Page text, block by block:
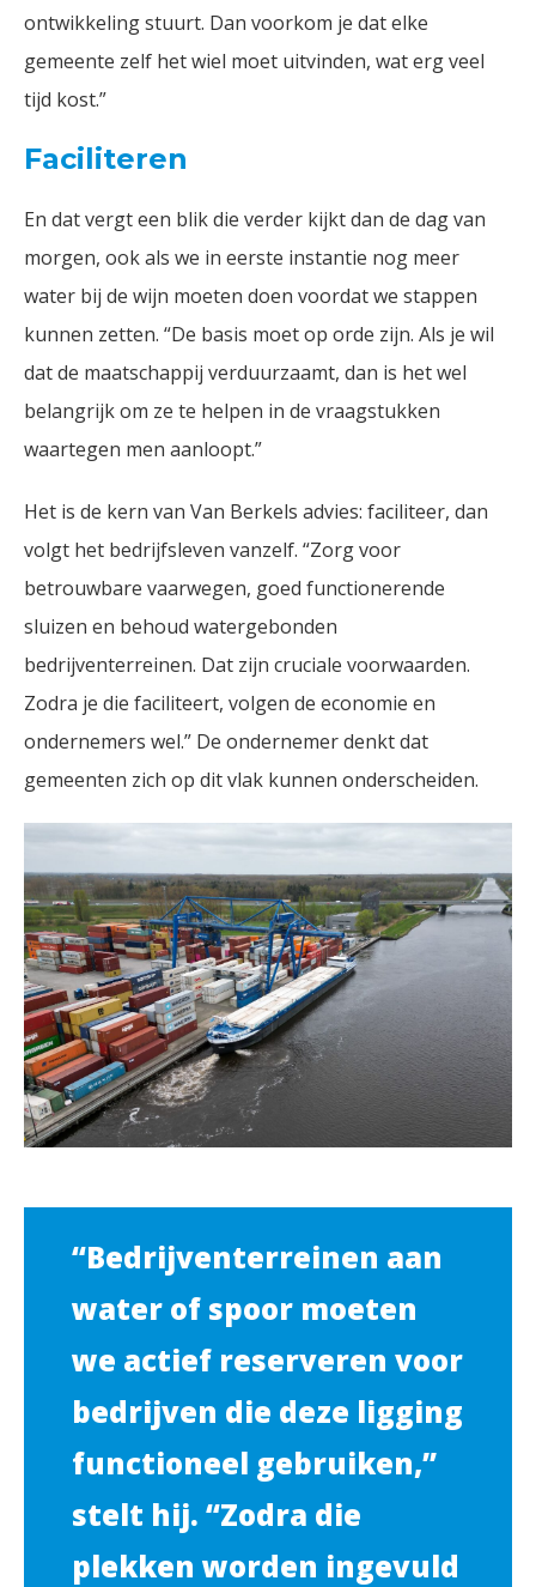
ontwikkeling stuurt. Dan voorkom je dat elke
gemeente zelf het wiel moet uitvinden, wat erg veel
tijd kost.”
Faciliteren
En dat vergt een blik die verder kijkt dan de dag van
morgen, ook als we in eerste instantie nog meer
water bij de wijn moeten doen voordat we stappen
kunnen zetten. “De basis moet op orde zijn. Als je wil
dat de maatschappij verduurzaamt, dan is het wel
belangrijk om ze te helpen in de vraagstukken
waartegen men aanloopt.”
Het is de kern van Van Berkels advies: faciliteer, dan
volgt het bedrijfsleven vanzelf. “Zorg voor
betrouwbare vaarwegen, goed functionerende
sluizen en behoud watergebonden
bedrijventerreinen. Dat zijn cruciale voorwaarden.
Zodra je die faciliteert, volgen de economie en
ondernemers wel.” De ondernemer denkt dat
gemeenten zich op dit vlak kunnen onderscheiden.
“Bedrijventerreinen aan
water of spoor moeten
we actief reserveren voor
bedrijven die deze ligging
functioneel gebruiken,”
stelt hij. “Zodra die
plekken worden ingevuld